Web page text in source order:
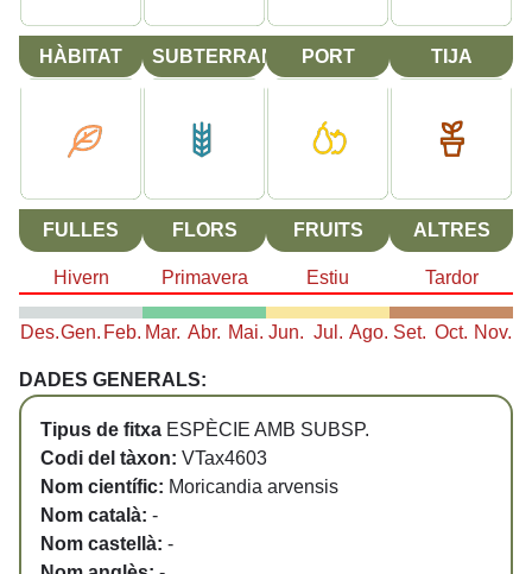
HÀBITAT SUBTERRANI PORT TIJA
FULLES FLORS FRUITS ALTRES
Hivern Primavera Estiu Tardor
Des.Gen. Feb. Mar. Abr. Mai. Jun. Jul. Ago. Set. Oct. Nov.
DADES GENERALS:
Tipus de fitxa ESPÈCIE AMB SUBSP.
Codi del tàxon: VTax4603
Nom científic: Moricandia arvensis
Nom català: -
Nom castellà: -